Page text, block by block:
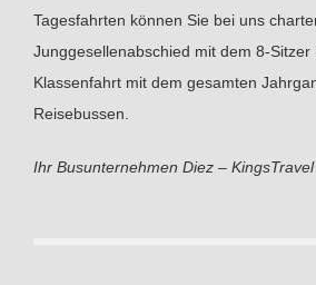
Tagesfahrten können Sie bei uns
Junggesellenabschied mit dem 8-Sitzer
Klassenfahrt mit dem gesamten
Reisebussen.
Ihr Busunternehmen Diez – KingsTravel